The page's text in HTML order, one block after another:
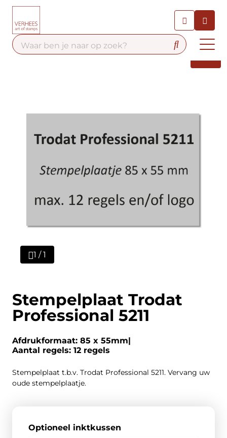
Contact
1 / 1
Stempelplaat Trodat
Professional 5211
Afdrukformaat: 85 x 55mm
Aantal regels: 12 regels
Stempelplaat t.b.v. Trodat Professional 5211. Vervang uw
oude stempelplaatje.
Optioneel inktkussen